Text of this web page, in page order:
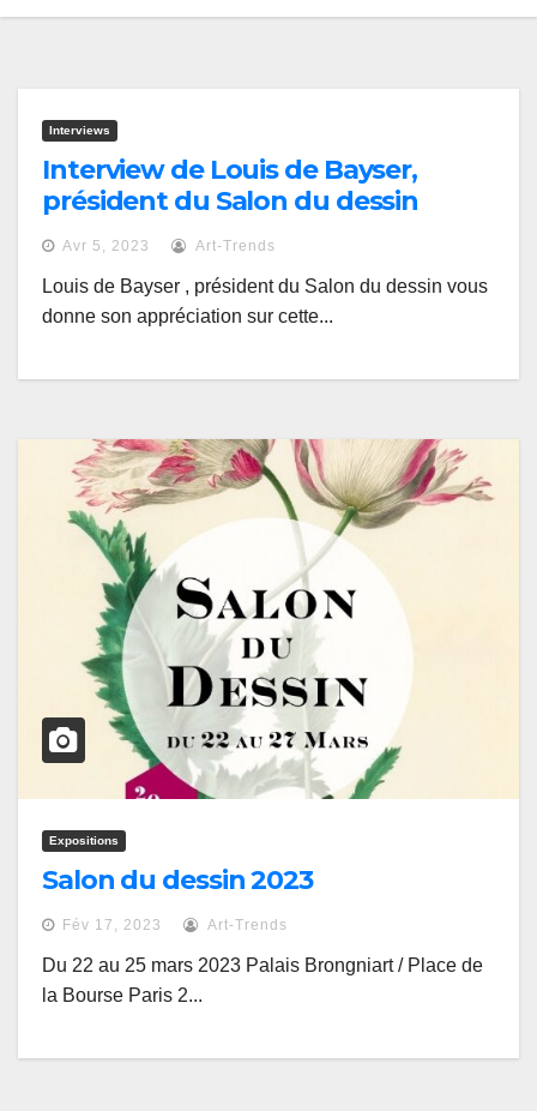
Interviews
Interview de Louis de Bayser,
président du Salon du dessin
Avr 5, 2023 Art-Trends
Louis de Bayser , président du Salon du dessin vous
donne son appréciation sur cette...
Expositions
Salon du dessin 2023
Fév 17, 2023 Art-Trends
Du 22 au 25 mars 2023 Palais Brongniart / Place de
la Bourse Paris 2...